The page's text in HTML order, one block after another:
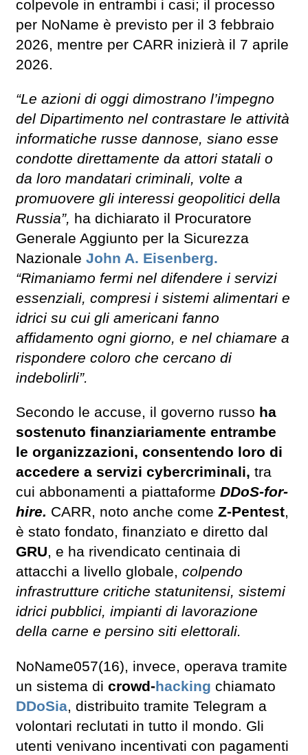
colpevole in entrambi i casi; il processo
per NoName è previsto per il 3 febbraio
2026, mentre per CARR inizierà il 7 aprile
2026.
“Le azioni di oggi dimostrano l’impegno
del Dipartimento nel contrastare le attività
informatiche russe dannose, siano esse
condotte direttamente da attori statali o
da loro mandatari criminali, volte a
promuovere gli interessi geopolitici della
Russia”, ha dichiarato il Procuratore
Generale Aggiunto per la Sicurezza
Nazionale John A. Eisenberg.
“Rimaniamo fermi nel difendere i servizi
essenziali, compresi i sistemi alimentari e
idrici su cui gli americani fanno
affidamento ogni giorno, e nel chiamare a
rispondere coloro che cercano di
indebolirli”.
Secondo le accuse, il governo russo ha
sostenuto finanziariamente entrambe
le organizzazioni, consentendo loro di
accedere a servizi cybercriminali, tra
cui abbonamenti a piattaforme DDoS-for-
hire. CARR, noto anche come Z-Pentest,
è stato fondato, finanziato e diretto dal
GRU, e ha rivendicato centinaia di
attacchi a livello globale, colpendo
infrastrutture critiche statunitensi, sistemi
idrici pubblici, impianti di lavorazione
della carne e persino siti elettorali.
NoName057(16), invece, operava tramite
un sistema di crowd-hacking chiamato
DDoSia, distribuito tramite Telegram a
volontari reclutati in tutto il mondo. Gli
utenti venivano incentivati con pagamenti